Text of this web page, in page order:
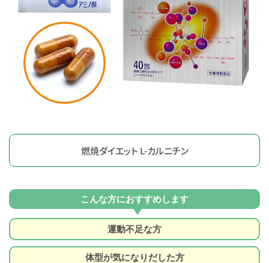
燃焼ダイエット L-カルニチン
こんな方におすすめします
運動不足な方
体型が気になりだした方